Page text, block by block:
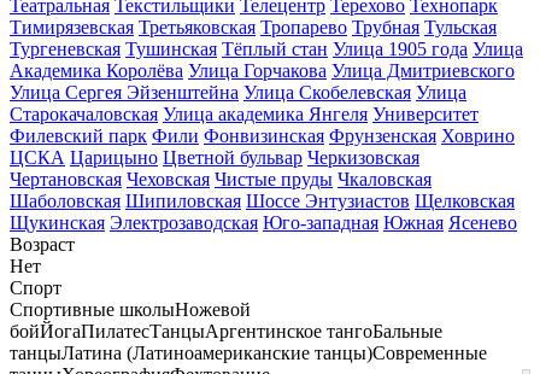
Театральная Текстильщики Телецентр Терехово Технопарк
Тимирязевская Третьяковская Тропарево Трубная Тульская
Тургеневская Тушинская Тёплый стан Улица 1905 года Улица
Академика Королёва Улица Горчакова Улица Дмитриевского
Улица Сергея Эйзенштейна Улица Скобелевская Улица
Старокачаловская Улица академика Янгеля Университет
Филевский парк Фили Фонвизинская Фрунзенская Ховрино
ЦСКА Царицыно Цветной бульвар Черкизовская
Чертановская Чеховская Чистые пруды Чкаловская
Шаболовская Шипиловская Шоссе Энтузиастов Щелковская
Щукинская Электрозаводская Юго-западная Южная Ясенево
Возраст
Нет
Спорт
Спортивные школыНожевой
бойЙогаПилатесТанцыАргентинское тангоБальные
танцыЛатина (Латиноамериканские танцы)Современные